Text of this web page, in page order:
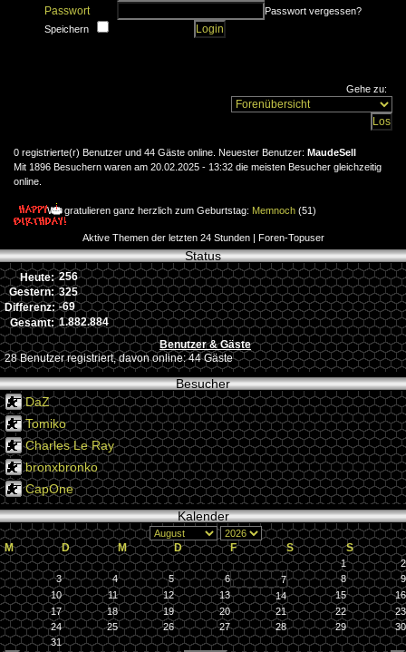
Passwort
Passwort vergessen?
Speichern
Gehe zu:
0 registrierte(r) Benutzer und 44 Gäste online. Neuester Benutzer: MaudeSell
Mit 1896 Besuchern waren am 20.02.2025 - 13:32 die meisten Besucher gleichzeitig
online.
Wir gratulieren ganz herzlich zum Geburtstag: Memnoch (51)
Aktive Themen der letzten 24 Stunden| Foren-Topuser
Status
Heute: 256
Gestern: 325
Differenz: -69
Gesamt: 1.882.884
Benutzer & Gäste
28 Benutzer registriert, davon online: 44 Gäste
Besucher
DaZ
Tomiko
Charles Le Ray
bronxbronko
CapOne
Kalender
M D M D F S S
1
2
3
4 5 6 7 8
9
10
11 12 13 14 15
16
17
18 19 20 21 22
23
24
25 26 27 28 29
30
31